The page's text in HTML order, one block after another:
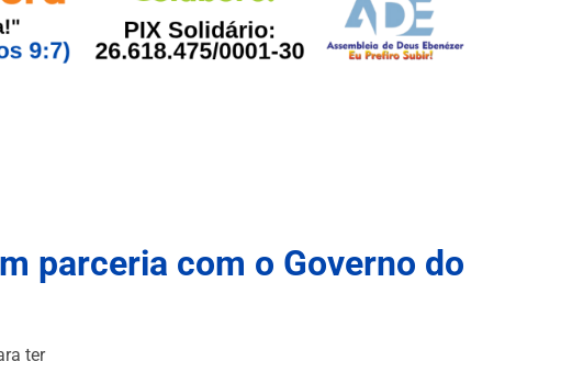
parceria com o Governo do
ter